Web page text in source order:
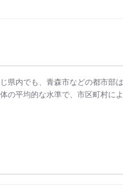
県内でも、 青森市などの都市部は
の平均的な水準で、市区町村に